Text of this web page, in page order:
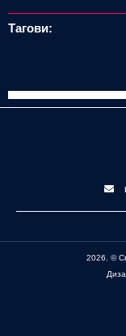
Тагови:
2026. ©